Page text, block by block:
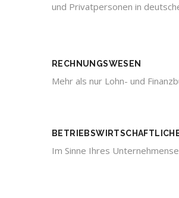
und Privatpersonen in
RECHNUNGSWESEN
Mehr als nur Lohn- und
Im Sinne Ihres